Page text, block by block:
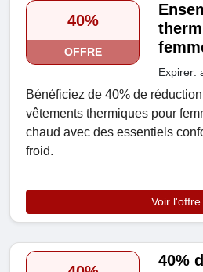
40%
OFFRE
Expirer:
Bénéficiez de 40% de
vêtements thermiques pour
chaud avec des essentiels
froid.
Voir l'offre
40%